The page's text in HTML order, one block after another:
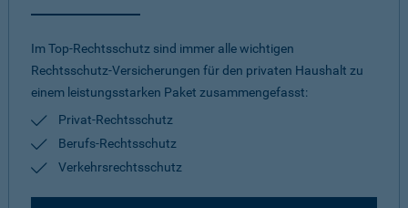
Im Top-Rechtsschutz sind immer alle wichtigen
Rechtsschutz-Versicherungen für den privaten Haushalt zu
einem leistungsstarken Paket zusammengefasst:
Privat-Rechtsschutz
Berufs-Rechtsschutz
Verkehrsrechtsschutz